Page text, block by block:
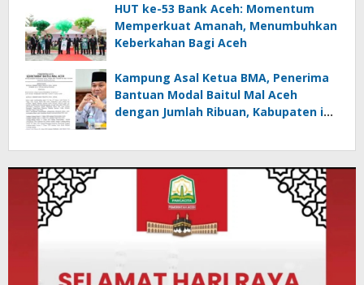
HUT ke-53 Bank Aceh: Momentum
Memperkuat Amanah, Menumbuhkan
Keberkahan Bagi Aceh
Kampung Asal Ketua BMA, Penerima
Bantuan Modal Baitul Mal Aceh
dengan Jumlah Ribuan, Kabupaten ini